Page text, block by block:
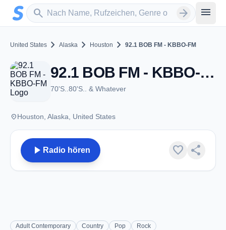
Zum Hauptinhalt springen
search
Sender suchen arrow_forward menu
United States chevron_right Alaska chevron_right Houston chevron_right 92.1 BOB FM - KBBO-FM
92.1 BOB FM - KBBO-FM - FM 92.1 - Houston, AK
70'S..80'S.. & Whatever
placeHouston, Alaska, United States
play_arrow Radio hören favorite share
Adult Contemporary Country Pop Rock